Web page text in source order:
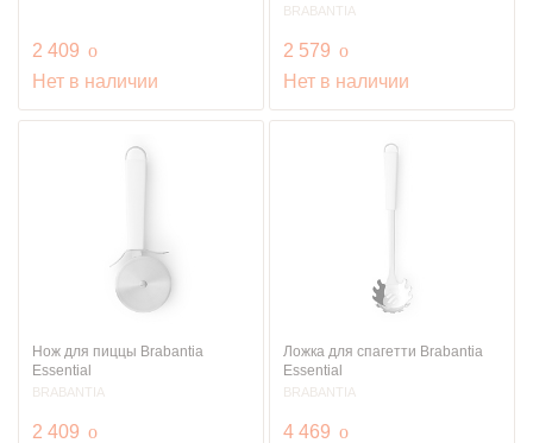
2 409 руб.
o
Нет в наличии
BRABANTIA
2 579 руб.
o
Нет в наличии
Нож для пиццы Brabantia
Essential
BRABANTIA
2 409 руб.
o
Ложка для спагетти Brabantia
Essential
BRABANTIA
4 469 руб.
o